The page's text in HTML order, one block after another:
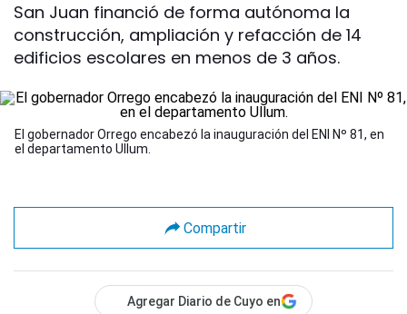
San Juan financió de forma autónoma la
construcción, ampliación y refacción de 14
edificios escolares en menos de 3 años.
El gobernador Orrego encabezó la inauguración del ENI Nº 81, en
el departamento Ullum.
Compartir
Agregar Diario de Cuyo en